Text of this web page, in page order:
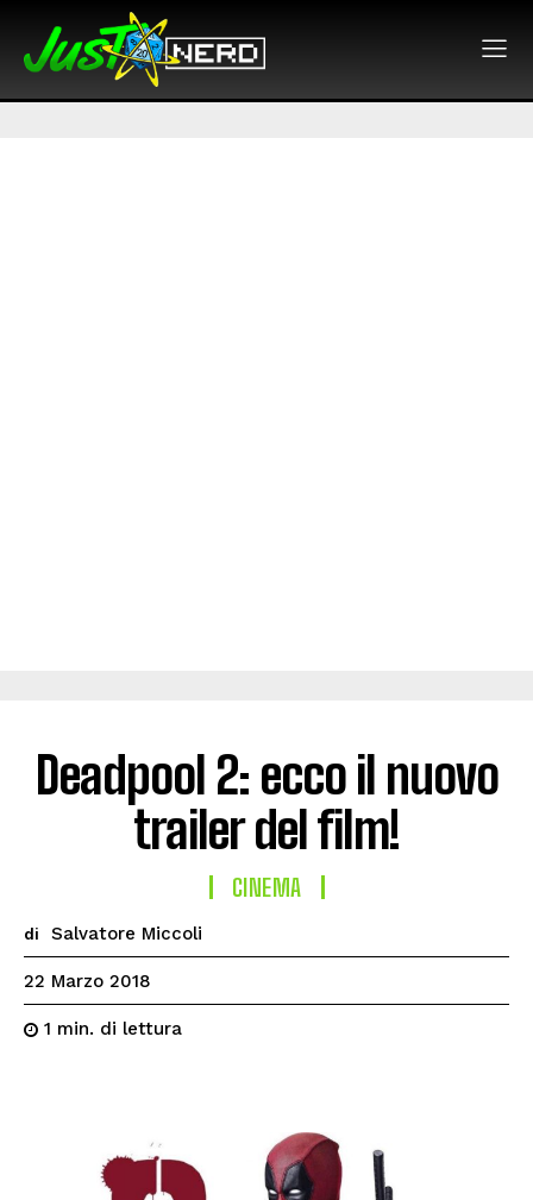
Deadpool 2: ecco il nuovo
trailer del film!
CINEMA
di Salvatore Miccoli
22 Marzo 2018
1 min. di lettura